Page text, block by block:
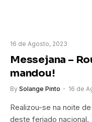
16 de Agosto, 2023
Messejana –
mandou!
By Solange Pinto 16 de
Realizou-se na noite
deste feriado nacional.